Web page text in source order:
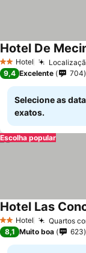
2 Estrelas
Hotel
Hotel De
9,4 Excelente 704
Selecione as
exatos.
Escolha popular
2 Estrelas
Hotel Quartos
Hotel Las
8,1 Muito boa 623